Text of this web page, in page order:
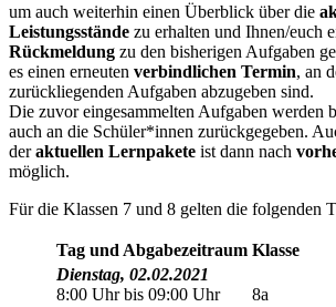
um auch weiterhin einen Überblick über die
Leistungsstände zu erhalten und Ihnen/euch
Rückmeldung zu den bisherigen Aufgaben
es einen erneuten verbindlichen Termin, an
zurückliegenden Aufgaben abzugeben sind.
Die zuvor eingesammelten Aufgaben werden
auch an die Schüler*innen zurückgegeben.
deraktuellen Lernpakete ist dann nach
möglich.
Für die Klassen 7 und 8 gelten die folgenden
Tag und Abgabezeitraum Klasse
Dienstag, 02.02.2021
8:00 Uhr bis 09:00 Uhr
8a